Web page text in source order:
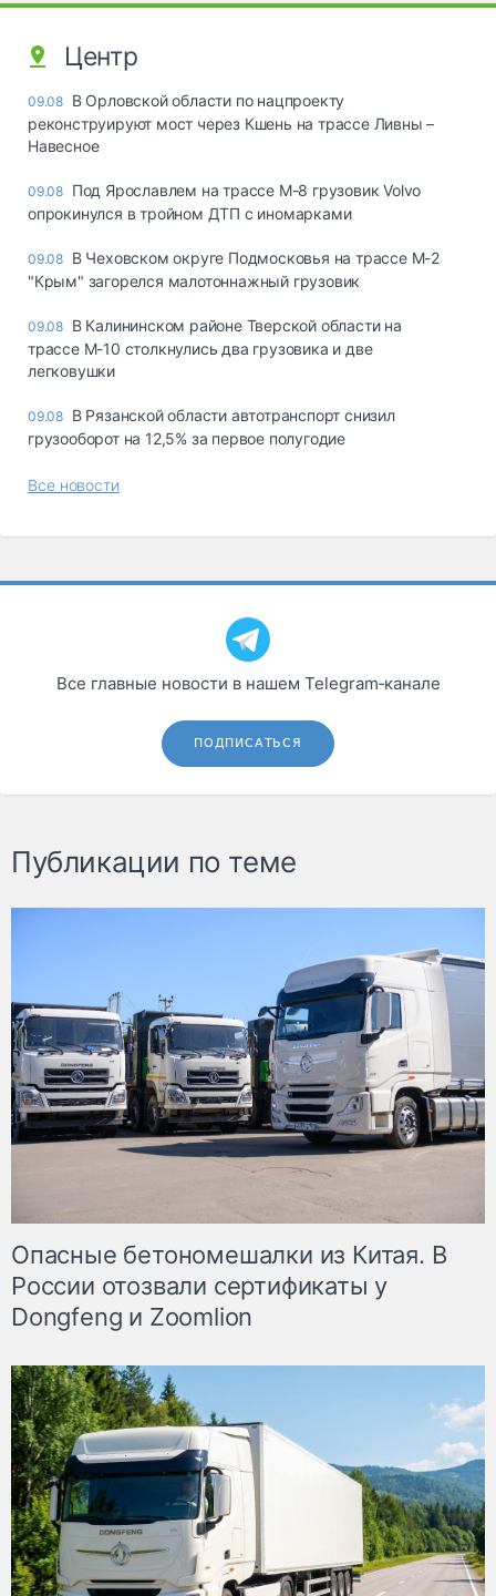
Центр
09.08 В Орловской области по нацпроекту
реконструируют мост через Кшень на трассе Ливны –
Навесное
09.08 Под Ярославлем на трассе М-8 грузовик Volvo
опрокинулся в тройном ДТП с иномарками
09.08 В Чеховском округе Подмосковья на трассе М-2
"Крым" загорелся малотоннажный грузовик
09.08 В Калининском районе Тверской области на
трассе М-10 столкнулись два грузовика и две
легковушки
09.08 В Рязанской области автотранспорт снизил
грузооборот на 12,5% за первое полугодие
Все новости
Все главные новости в нашем Telegram‑канале
ПОДПИСАТЬСЯ
Публикации по теме
Опасные бетономешалки из Китая. В
России отозвали сертификаты у
Dongfeng и Zoomlion